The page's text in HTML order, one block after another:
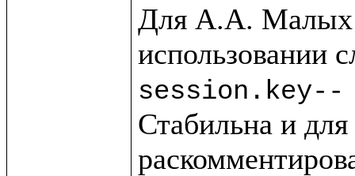
Для А.А. Малых
session.key--
Стабильна и